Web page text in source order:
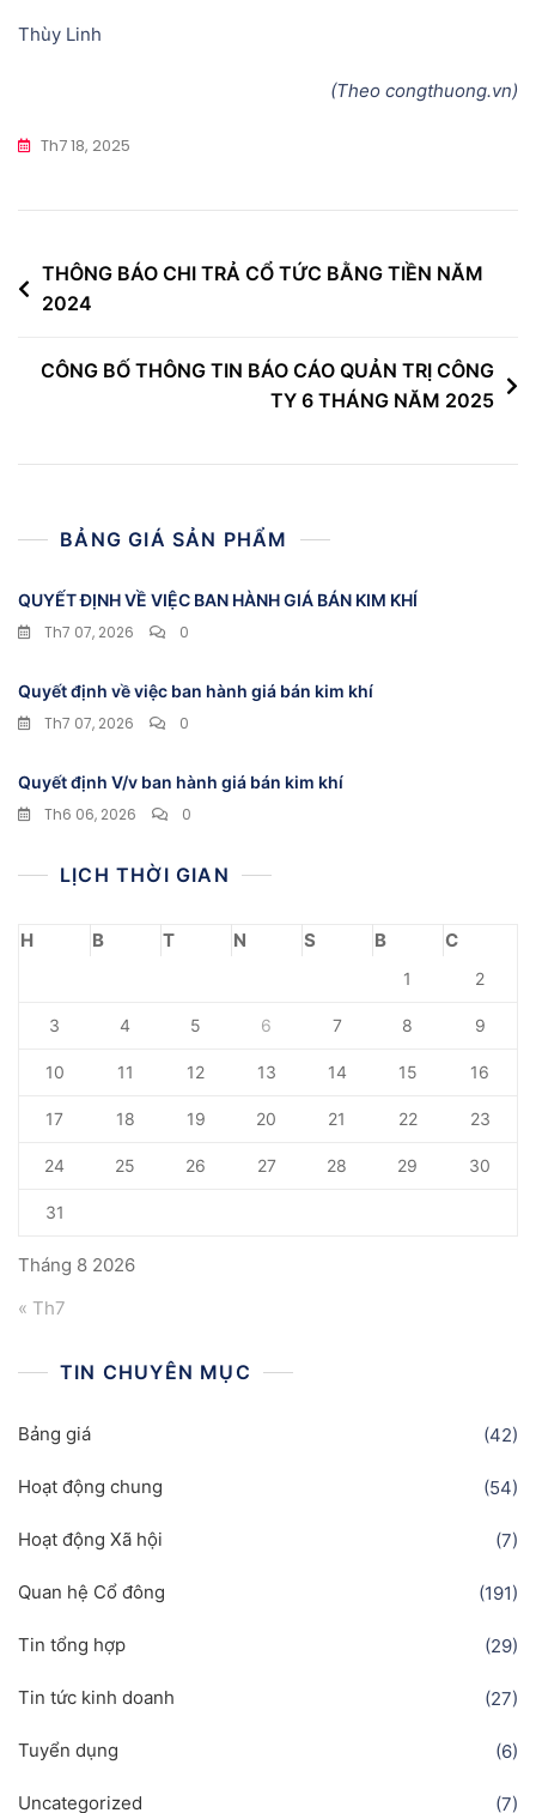
Thùy Linh
(Theo congthuong.vn)
Th7 18, 2025
Điều
hướng
viết
THÔNG BÁO CHI TRẢ CỔ TỨC BẰNG TIỀN NĂM
2024
CÔNG BỐ THÔNG TIN BÁO CÁO QUẢN TRỊ CÔNG
TY 6 THÁNG NĂM 2025
BẢNG GIÁ SẢN PHẨM
QUYẾT ĐỊNH VỀ VIỆC BAN HÀNH GIÁ BÁN KIM KHÍ
Th7 07, 2026
0
Quyết định về việc ban hành giá bán kim khí
Th7 07, 2026
0
Quyết định V/v ban hành giá bán kim khí
Th6 06, 2026
0
LỊCH THỜI GIAN
Tháng 8 2026
H B T N S B C
1 2
3 4 5 6 7 8 9
10 11 12 13 14 15 16
17 18 19 20 21 22 23
24 25 26 27 28 29 30
31
« Th7
TIN CHUYÊN MỤC
Bảng giá (42)
Hoạt động chung (54)
Hoạt động Xã hội (7)
Quan hệ Cổ đông (191)
Tin tổng hợp (29)
Tin tức kinh doanh (27)
Tuyển dụng (6)
Uncategorized (7)